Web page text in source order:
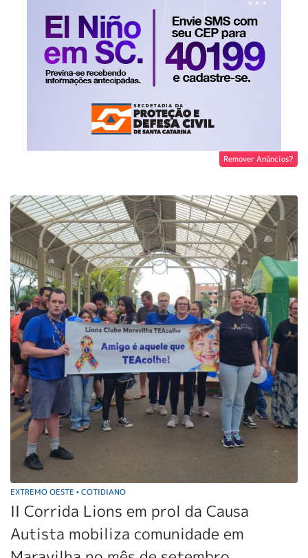
Remover Anúncios?
EXTREMO OESTE • COTIDIANO
II Corrida Lions em prol da Causa
Autista mobiliza comunidade em